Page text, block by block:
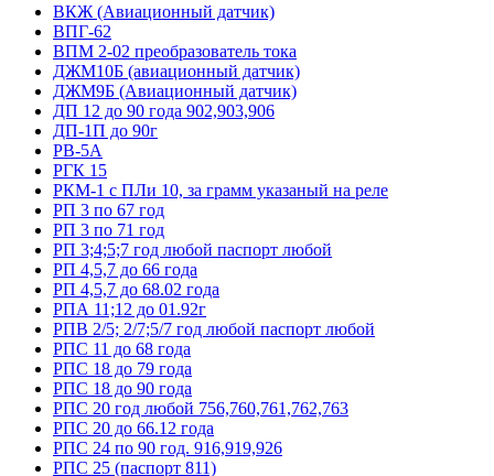
ВКЖ (Авиационный датчик)
ВПГ-62
ВПМ 2-02 преобразователь тока
ДЖМ10Б (авиационный датчик)
ДЖМ9Б (Авиационный датчик)
ДП 12 до 90 года 902,903,906
ДП-1П до 90г
РВ-5А
РГК 15
РКМ-1 с ПЛи 10, за грамм указаный на реле
РП 3 по 67 год
РП 3 по 71 год
РП 3;4;5;7 год любой паспорт любой
РП 4,5,7 до 66 года
РП 4,5,7 до 68.02 года
РПА 11;12 до 01.92г
РПВ 2/5; 2/7;5/7 год любой паспорт любой
РПС 11 до 68 года
РПС 18 до 79 года
РПС 18 до 90 года
РПС 20 год любой 756,760,761,762,763
РПС 20 до 66.12 года
РПС 24 по 90 год. 916,919,926
РПС 25 (паспорт 811)